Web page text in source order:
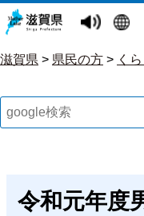
滋賀県 > 県民の方 > く
令和元年度